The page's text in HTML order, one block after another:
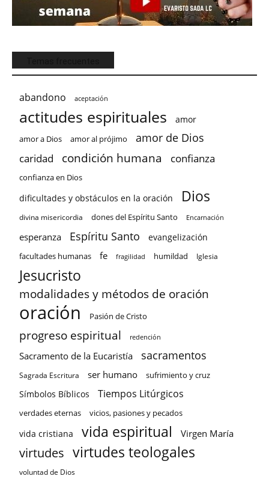
abandono aceptación
actitudes espirituales amor
amor a Dios amor al prójimo amor de Dios
caridad condición humana confianza
confianza en Dios
dificultades y obstáculos en la oración Dios
divina misericordia dones del Espíritu Santo Encarnación
esperanza Espíritu Santo evangelización
facultades humanas fe fragilidad humildad Iglesia
Jesucristo
modalidades y métodos de oración
oración Pasión de Cristo
progreso espiritual redención
Sacramento de la Eucaristía sacramentos
Sagrada Escritura ser humano sufrimiento y cruz
Símbolos Bíblicos Tiempos Litúrgicos
verdades eternas vicios, pasiones y pecados
vida cristiana vida espiritual Virgen María
virtudes virtudes teologales
voluntad de Dios